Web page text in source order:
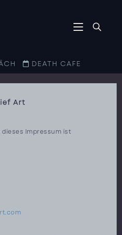
DEATH CAFE
Art
Impressum ist